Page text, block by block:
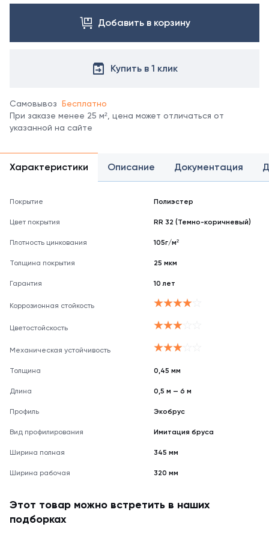
Добавить в корзину
Купить в 1 клик
Самовывоз Бесплатно
При заказе менее 25 м², цена может отличаться от
указанной на сайте
Характеристики Описание Документация
Покрытие Полиэстер
Цвет покрытия RR 32 (Темно-коричневый)
Плотность цинкования 105г/м²
Толщина покрытия 25 мкм
Гарантия 10 лет
Коррозионная стойкость
Цветостойскость
Механическая устойчивость
Толщина 0,45 мм
Длина 0,5 м — 6 м
Профиль Экобрус
Вид профилирования Имитация бруса
Ширина полная 345 мм
Ширина рабочая 320 мм
Этот товар можно встретить в наших
подборках